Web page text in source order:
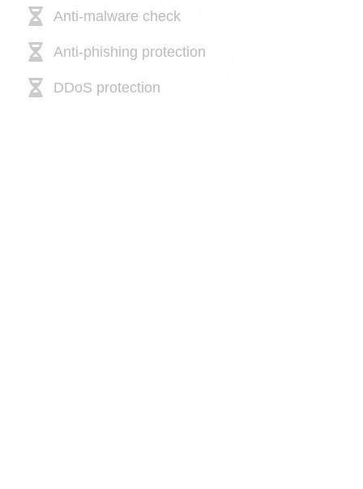
Anti-malware check
Anti-phishing protection
DDoS protection